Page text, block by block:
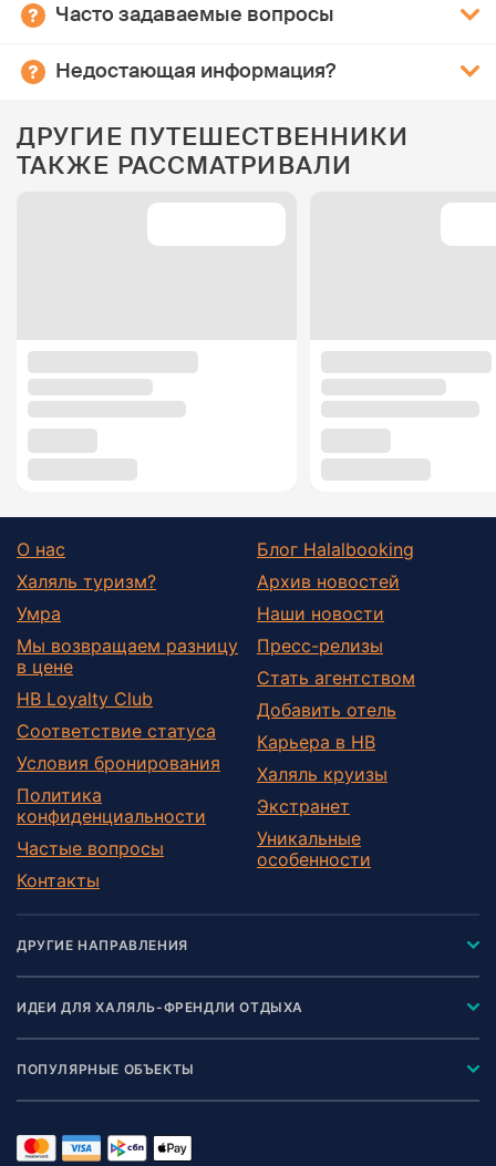
Часто задаваемые вопросы
Недостающая информация?
ДРУГИЕ ПУТЕШЕСТВЕННИКИ
ТАКЖЕ РАССМАТРИВАЛИ
О нас
Халяль туризм?
Умра
Мы возвращаем разницу
в цене
HB Loyalty Club
Соответствие статуса
Условия бронирования
Политика
конфиденциальности
Частые вопросы
Контакты
Блог Halalbooking
Архив новостей
Наши новости
Пресс-релизы
Стать агентством
Добавить отель
Карьера в HB
Халяль круизы
Экстранет
Уникальные
особенности
ДРУГИЕ НАПРАВЛЕНИЯ
ИДЕИ ДЛЯ ХАЛЯЛЬ-ФРЕНДЛИ ОТДЫХА
ПОПУЛЯРНЫЕ ОБЪЕКТЫ